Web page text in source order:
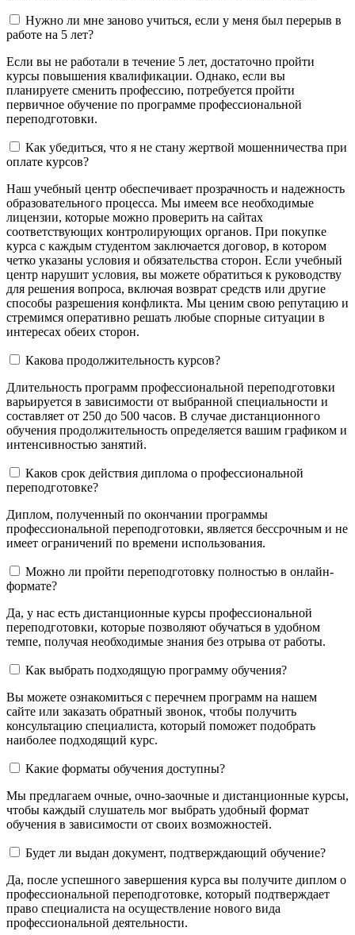
Нужно ли мне заново учиться, если у меня был перерыв в
работе на 5 лет?
Если вы не работали в течение 5 лет, достаточно пройти
курсы повышения квалификации. Однако, если вы
планируете сменить профессию, потребуется пройти
первичное обучение по программе профессиональной
переподготовки.
Как убедиться, что я не стану жертвой мошенничества при
оплате курсов?
Наш учебный центр обеспечивает прозрачность и надежность
образовательного процесса. Мы имеем все необходимые
лицензии, которые можно проверить на сайтах
соответствующих контролирующих органов. При покупке
курса с каждым студентом заключается договор, в котором
четко указаны условия и обязательства сторон. Если учебный
центр нарушит условия, вы можете обратиться к руководству
для решения вопроса, включая возврат средств или другие
способы разрешения конфликта. Мы ценим свою репутацию и
стремимся оперативно решать любые спорные ситуации в
интересах обеих сторон.
Какова продолжительность курсов?
Длительность программ профессиональной переподготовки
варьируется в зависимости от выбранной специальности и
составляет от 250 до 500 часов. В случае дистанционного
обучения продолжительность определяется вашим графиком и
интенсивностью занятий.
Каков срок действия диплома о профессиональной
переподготовке?
Диплом, полученный по окончании программы
профессиональной переподготовки, является бессрочным и не
имеет ограничений по времени использования.
Можно ли пройти переподготовку полностью в онлайн-
формате?
Да, у нас есть дистанционные курсы профессиональной
переподготовки, которые позволяют обучаться в удобном
темпе, получая необходимые знания без отрыва от работы.
Как выбрать подходящую программу обучения?
Вы можете ознакомиться с перечнем программ на нашем
сайте или заказать обратный звонок, чтобы получить
консультацию специалиста, который поможет подобрать
наиболее подходящий курс.
Какие форматы обучения доступны?
Мы предлагаем очные, очно-заочные и дистанционные курсы,
чтобы каждый слушатель мог выбрать удобный формат
обучения в зависимости от своих возможностей.
Будет ли выдан документ, подтверждающий обучение?
Да, после успешного завершения курса вы получите диплом о
профессиональной переподготовке, который подтверждает
право специалиста на осуществление нового вида
профессиональной деятельности.